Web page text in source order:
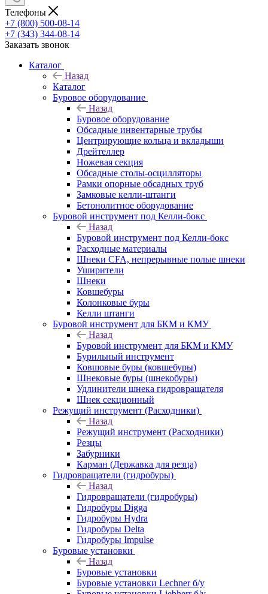
Телефоны
+7 (800) 500-08-14
+7 (343) 344-08-14
Заказать звонок
Каталог
Назад
Каталог
Буровое оборудование
Назад
Буровое оборудование
Обсадные инвентарные трубы
Центрирующие кольца и вкладыши
Дрейтеллер
Ножевая секция
Обсадные столы-осцилляторы
Рамки опорные обсадных труб
Замковые келли-штанги
Бетонолитное оборудование
Буровой инструмент под Келли-бокс
Назад
Буровой инструмент под Келли-бокс
Расходные материалы
Шнеки CFA, непрерывные полые шнеки
Уширители
Шнеки
Ковшебуры
Колонковые буры
Келли штанги
Буровой инструмент для БКМ и КМУ
Назад
Буровой инструмент для БКМ и КМУ
Бурильный инструмент
Ковшовые буры (ковшебуры)
Шнековые буры (шнекобуры)
Удлинители шнека гидровращателя
Шнек секционный
Режущий инструмент (Расходники)
Назад
Режущий инструмент (Расходники)
Резцы
Забурники
Карман (Державка для резца)
Гидровращатели (гидробуры)
Назад
Гидровращатели (гидробуры)
Гидробуры Digga
Гидробуры Hydra
Гидробуры Delta
Гидробуры Impulse
Буровые установки
Назад
Буровые установки
Буровые установки Lechner б/у